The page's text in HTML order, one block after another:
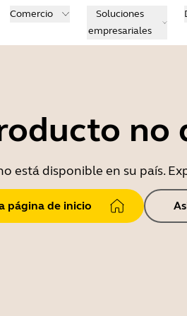
Comercio
Soluciones
empresariales
no
está disponible en su país.
página de inicio